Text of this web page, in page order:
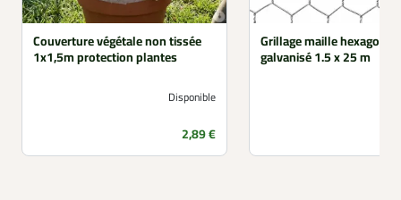
Couverture végétale non tissée
1x1,5m protection plantes
Disponible
Prix
2,89 €
Grillage maille
galvanisé 1.5 x 25 m